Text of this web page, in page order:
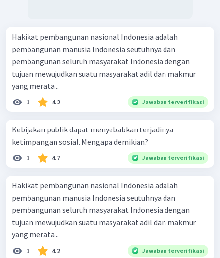
Hakikat pembangunan nasional Indonesia adalah
pembangunan manusia Indonesia seutuhnya dan
pembangunan seluruh masyarakat Indonesia dengan
tujuan mewujudkan suatu masyarakat adil dan makmur
yang merata...
1 4.2 Jawaban terverifikasi
Kebijakan publik dapat menyebabkan terjadinya
ketimpangan sosial. Mengapa demikian?
1 4.7 Jawaban terverifikasi
Hakikat pembangunan nasional Indonesia adalah
pembangunan manusia Indonesia seutuhnya dan
pembangunan seluruh masyarakat Indonesia dengan
tujuan mewujudkan suatu masyarakat adil dan makmur
yang merata...
1 4.2 Jawaban terverifikasi